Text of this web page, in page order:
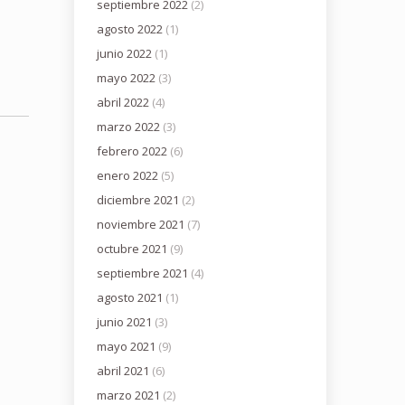
septiembre 2022(2)
agosto 2022(1)
junio 2022(1)
mayo 2022(3)
abril 2022(4)
marzo 2022(3)
febrero 2022(6)
enero 2022(5)
diciembre 2021 (2)
noviembre 2021 (7)
octubre 2021 (9)
septiembre 2021 (4)
agosto 2021 (1)
junio 2021 (3)
mayo 2021 (9)
abril 2021 (6)
marzo 2021 (2)